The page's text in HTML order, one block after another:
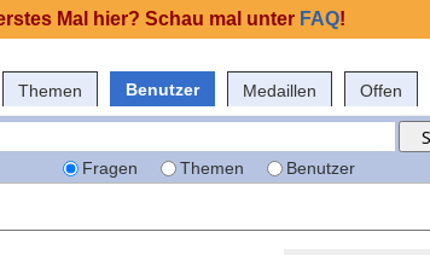
Themen Benutzer Medaillen Offen
Fragen Themen Benutzer
Mal hier? Schau mal unter FAQ!